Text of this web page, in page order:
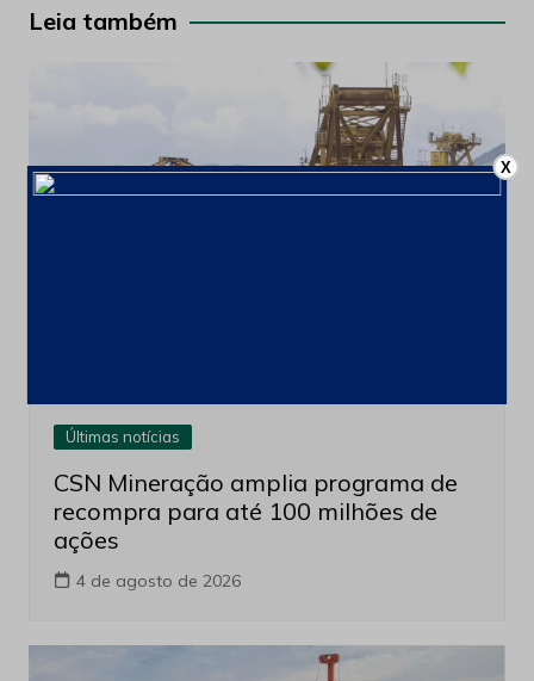
Post
Leia também
Últimas notícias
CSN Mineração amplia programa de
recompra para até 100 milhões de
ações
4 de agosto de 2026
X